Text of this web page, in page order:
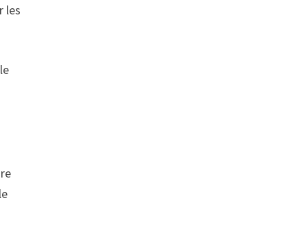
les